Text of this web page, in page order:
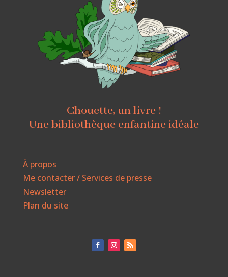
Chouette, un livre !
Une bibliothèque enfantine idéale
À propos
Me contacter / Services de presse
Newsletter
Plan du site